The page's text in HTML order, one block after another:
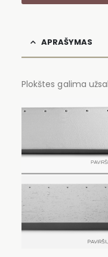
APRAŠYMAS
Plokštes galima